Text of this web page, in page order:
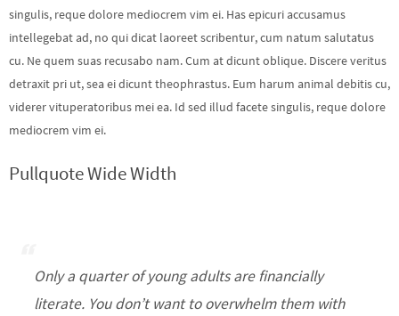
singulis, reque dolore mediocrem vim ei. Has epicuri accusamus
intellegebat ad, no qui dicat laoreet scribentur, cum natum salutatus
cu. Ne quem suas recusabo nam. Cum at dicunt oblique. Discere veritus
detraxit pri ut, sea ei dicunt theophrastus. Eum harum animal debitis cu,
viderer vituperatoribus mei ea. Id sed illud facete singulis, reque dolore
mediocrem vim ei.
Pullquote Wide Width
Only a quarter of young adults are financially
literate. You don’t want to overwhelm them with